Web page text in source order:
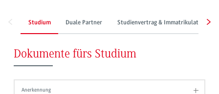
Studium Duale Partner Studienvertrag & Immatrikulation
Dokumente fürs Studium
Anerkennung